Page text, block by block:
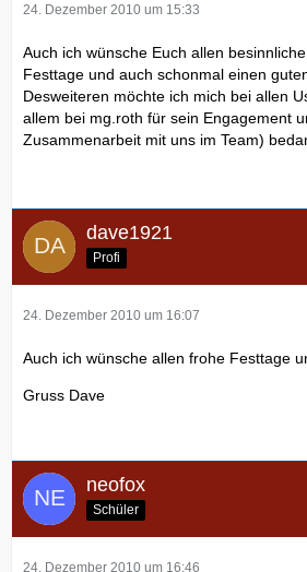
24. Dezember 2010 um 15:33
Auch ich wünsche Euch allen
Festtage und auch schonmal einen
Desweiteren möchte ich mich bei allen
allem bei mg.roth für sein Engagement
Zusammenarbeit mit uns im Team)
dave1921
Profi
24. Dezember 2010 um 16:07
Auch ich wünsche allen frohe Festtage
Gruss Dave
neofox
Schüler
24. Dezember 2010 um 16:46